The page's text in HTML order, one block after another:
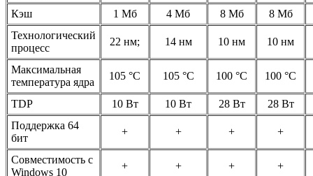
Кэш 1 Мб 4 Мб 8 Мб
8 Мб
Технологический
процесс
22 нм; 14 нм 10 нм 10 нм
Максимальная
температура ядра
105 °C 105 °C 100 °C 100 °C
TDP 10 Вт 10 Вт 28 Вт
28 Вт
Поддержка 64
бит
+ + + +
Совместимость с
Windows 10
+ + + +